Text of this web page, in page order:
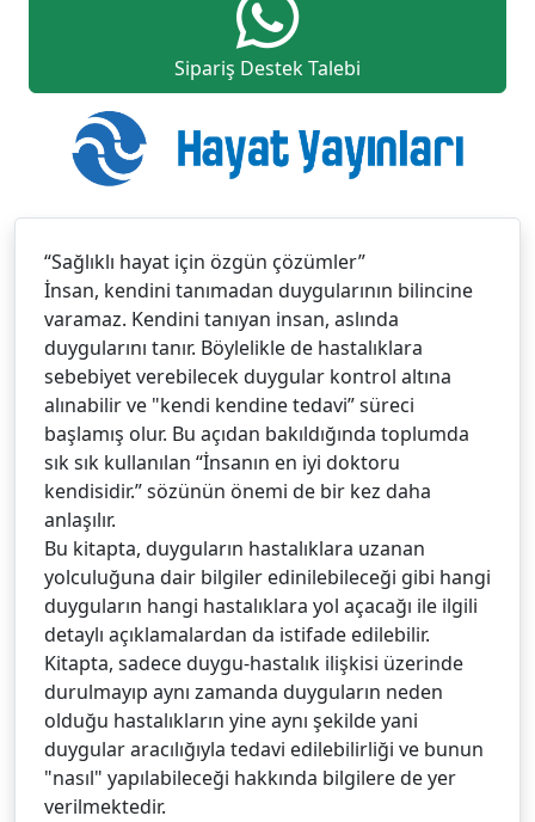
Sipariş Destek Talebi
“Sağlıklı hayat için özgün çözümler”
İnsan, kendini tanımadan duygularının bilincine
varamaz. Kendini tanıyan insan, aslında
duygularını tanır. Böylelikle de hastalıklara
sebebiyet verebilecek duygular kontrol altına
alınabilir ve "kendi kendine tedavi” süreci
başlamış olur. Bu açıdan bakıldığında toplumda
sık sık kullanılan “İnsanın en iyi doktoru
kendisidir.” sözünün önemi de bir kez daha
anlaşılır.
Bu kitapta, duyguların hastalıklara uzanan
yolculuğuna dair bilgiler edinilebileceği gibi hangi
duyguların hangi hastalıklara yol açacağı ile ilgili
detaylı açıklamalardan da istifade edilebilir.
Kitapta, sadece duygu-hastalık ilişkisi üzerinde
durulmayıp aynı zamanda duyguların neden
olduğu hastalıkların yine aynı şekilde yani
duygular aracılığıyla tedavi edilebilirliği ve bunun
"nasıl" yapılabileceği hakkında bilgilere de yer
verilmektedir.